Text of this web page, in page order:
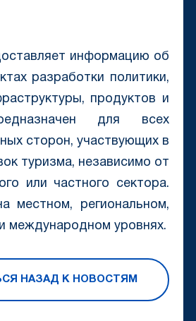
информацию об
разработки политики,
продуктов и
для всех
сторон, участвующих в
туризма, независимо от
или частного сектора.
местном, региональном,
международном уровнях.
НАЗАД К НОВОСТЯМ